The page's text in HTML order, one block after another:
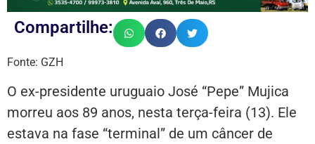
Compartilhe:
Fonte: GZH
O ex-presidente uruguaio José “Pepe” Mujica
morreu aos 89 anos, nesta terça-feira (13). Ele
estava na fase “terminal” de um câncer de